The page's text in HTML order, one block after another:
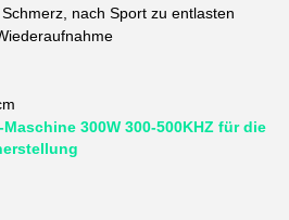
nach Sport zu entlasten
300W 300-500KHZ für die